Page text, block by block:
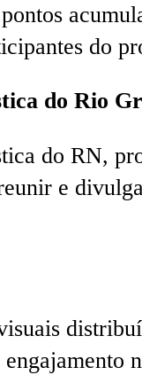
do
do Rio
do RN,
e